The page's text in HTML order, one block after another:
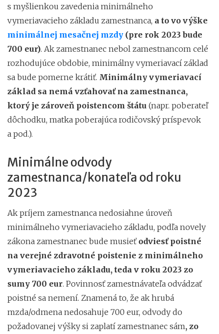
s myšlienkou zavedenia minimálneho
vymeriavacieho základu zamestnanca, a to vo výške
minimálnej mesačnej mzdy (pre rok 2023 bude
700 eur). Ak zamestnanec nebol zamestnancom celé
rozhodujúce obdobie, minimálny vymeriavací základ
sa bude pomerne krátiť. Minimálny vymeriavací
základ sa nemá vzťahovať na zamestnanca,
ktorý je zároveň poistencom štátu (napr. poberateľ
dôchodku, matka poberajúca rodičovský príspevok
a pod.).
Minimálne odvody
zamestnanca/konateľa od roku
2023
Ak príjem zamestnanca nedosiahne úroveň
minimálneho vymeriavacieho základu, podľa novely
zákona zamestnanec bude musieť odviesť poistné
na verejné zdravotné poistenie z minimálneho
vymeriavacieho základu, teda v roku 2023 zo
sumy 700 eur. Povinnosť zamestnávateľa odvádzať
poistné sa nemení. Znamená to, že ak hrubá
mzda/odmena nedosahuje 700 eur, odvody do
požadovanej výšky si zaplatí zamestnanec sám, zo